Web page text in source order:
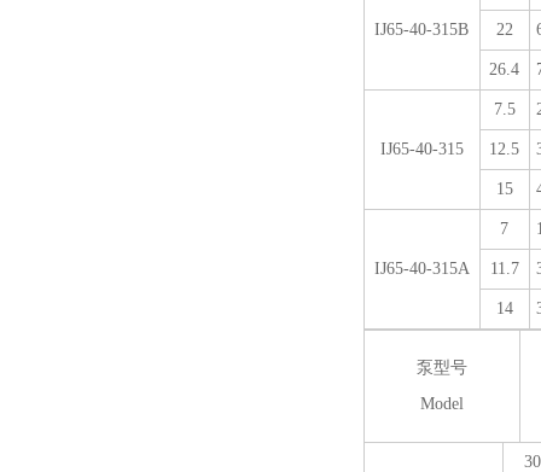
IJ65-40-315B 22
26.4
IJ65-40-315
7.5
12.5
15
IJ65-40-315A
7
11.7
14
泵型号
Model
30